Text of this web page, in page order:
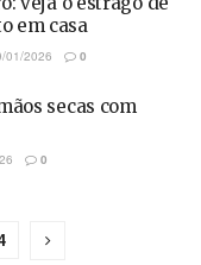
em casa
01/2026 0
secas com
0